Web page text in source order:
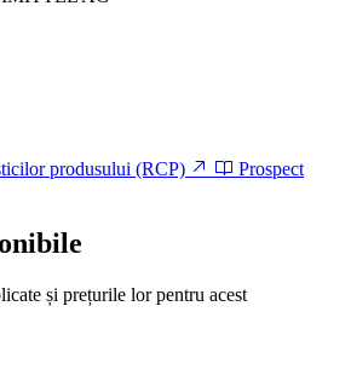
produsului (RCP)
Prospect
și prețurile lor pentru acest